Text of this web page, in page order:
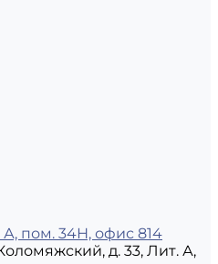
пом. 34Н, офис 814
д. 33, Лит. А,